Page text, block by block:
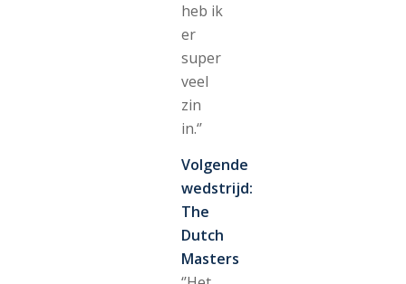
heb ik
er
super
veel
zin
in.‘’
Volgende
wedstrijd:
The
Dutch
Masters